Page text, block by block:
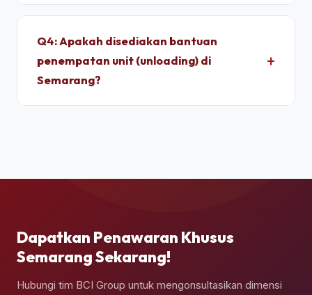
hingga jangka panjang.
Setiap unit di depo kami wajib melalui pengujian
air bertekanan tinggi untuk memastikan dinding
panel baja corten dan karet pelindung pintu 100%
kedap air sebelum pemuatan.
Q4: Apakah disediakan bantuan
penempatan unit (unloading) di
Semarang?
Dapatkan Penawaran Khusus
Semarang Sekarang!
Hubungi tim BCI Group untuk mengonsultasikan dimensi